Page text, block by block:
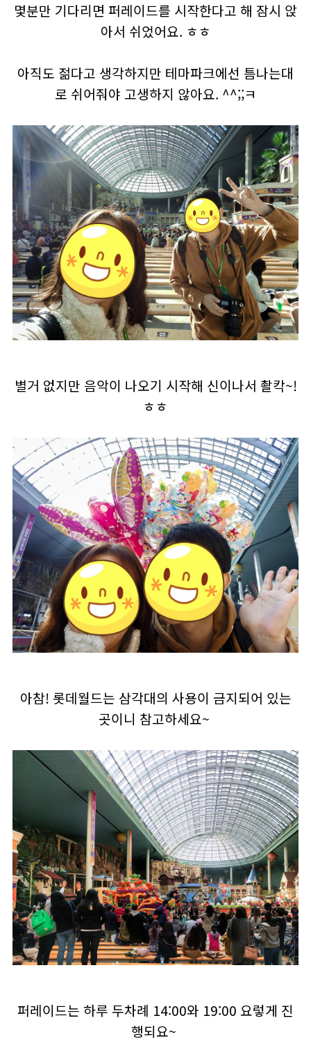
몇분만 기다리면 퍼레이드를 시작한다고 해 잠시 앉
아서 쉬었어요. ㅎㅎ
아직도 젊다고 생각하지만 테마파크에선 틈나는대
로 쉬어줘야 고생하지 않아요. ^^;;ㅋ
별거 없지만 음악이 나오기 시작해 신이나서 촬칵~!
ㅎㅎ
아참! 롯데월드는 삼각대의 사용이 금지되어 있는
곳이니 참고하세요~
퍼레이드는 하루 두차례 14:00와 19:00 요렇게 진
행되요~